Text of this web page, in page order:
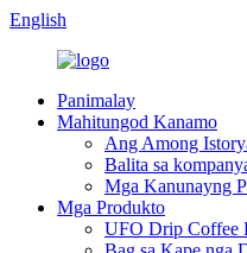
English
Panimalay
Mahitungod Kanamo
Ang Among
Balita sa
Mga Kanunayng
Mga Produkto
UFO Drip Coffee